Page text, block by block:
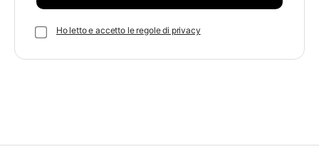
Ho letto e accetto le regole di privacy